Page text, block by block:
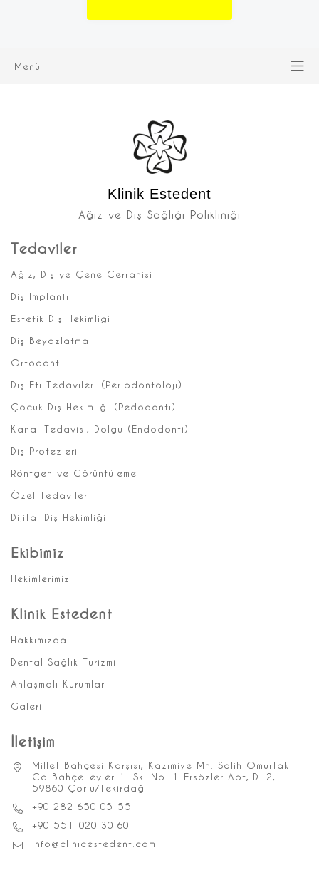
Menü
Klinik Estedent
Ağız ve Diş Sağlığı Polikliniği
Tedaviler
Ağız, Diş ve Çene Cerrahisi
Diş Implantı
Estetik Diş Hekimliği
Diş Beyazlatma
Ortodonti
Diş Eti Tedavileri (Periodontoloji)
Çocuk Diş Hekimliği (Pedodonti)
Kanal Tedavisi, Dolgu (Endodonti)
Diş Protezleri
Röntgen ve Görüntüleme
Özel Tedaviler
Dijital Diş Hekimliği
Ekibimiz
Hekimlerimiz
Klinik Estedent
Hakkımızda
Dental Sağlık Turizmi
Anlaşmalı Kurumlar
Galeri
İletişim
Millet Bahçesi Karşısı, Kazımiye Mh. Salih Omurtak
Cd Bahçelievler 1. Sk. No: 1 Ersözler Apt, D: 2,
59860 Çorlu/Tekirdağ
+90 282 650 05 55
+90 551 020 30 60
info@clinicestedent.com